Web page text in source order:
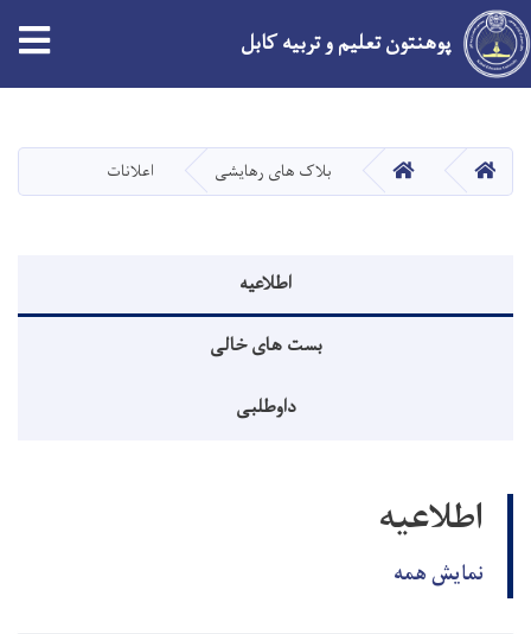
main
content
پوهنتون تعلیم و تربیه کابل
HOME
HOME بلاک های رهایشی اعلانات
اطلاعیه
بست های خالی
داوطلبی
اطلاعیه
نمایش همه